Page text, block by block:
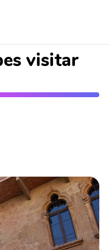
visitar